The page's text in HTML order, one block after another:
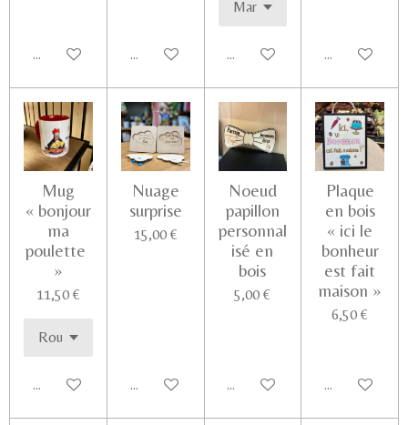
Ajouter au panierAjouter au panierAjouter au panierVoir les
Mug
« bonjour
ma
poulette
»
11,50 €
Ajouter au panier
Nuage
surprise
15,00 €
Voir les détails
Noeud
papillon
personnal
isé en
bois
5,00 €
Ajouter au panier
Plaque
en bois
« ici le
bonheur
est fait
maison »
6,50 €
Ajouter au